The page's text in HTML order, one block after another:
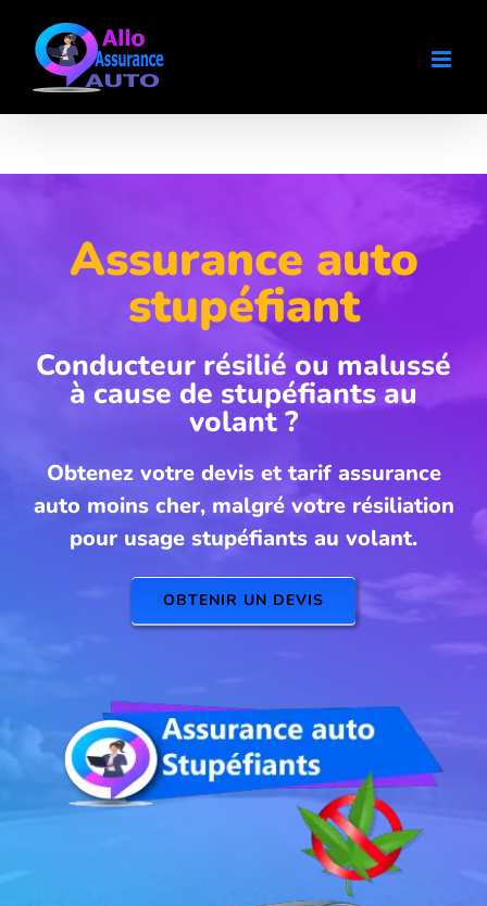
contenu
Assurance auto
stupéfiant
Conducteur résilié ou malussé
à cause de stupéfiants au
volant ?
Obtenez votre devis et tarif assurance
auto moins cher, malgré votre résiliation
pour usage stupéfiants au volant.
OBTENIR UN DEVIS